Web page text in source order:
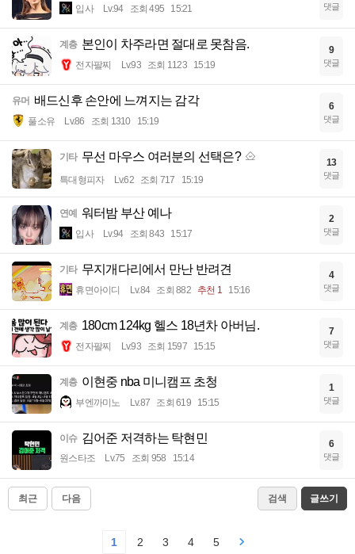
입사 Lv.94 조회 495 15:21 댓글
계층 본인이 차주라면 절대로 못참음.
전자팔찌 Lv.93 조회 1123 15:19
9
댓글
유머 배드신후 손안에 느껴지는 감각
풀소유 Lv.86 조회 1310 15:19
6
댓글
기타 무선 마우스 여러분의 선택은?
특대형피자 Lv.62 조회 717 15:19
13
댓글
연예 워터밤 부산 예나
입사 Lv.94 조회 843 15:17
2
댓글
기타 무지개다리에서 만난 반려견
휴면아이디 Lv.84 조회 882 추천 1 15:16
4
댓글
계층 180cm 124kg 헬스 18년차 아버님.
전자팔찌 Lv.93 조회 1597 15:15
7
댓글
계층 이현중 nba 미니캠프 초청
부엔까미노 Lv.87 조회 619 15:15
1
댓글
이슈 김어준 저격하는 탁현민
원스타조 Lv.75 조회 958 15:14
6
댓글
최근 다음 검색 글쓰기
1 2 3 4 5